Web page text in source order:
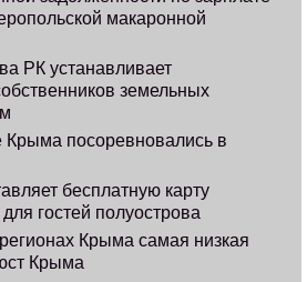
макаронной
РК устанавливает
земельных
Крыма посоревновались в
бесплатную карту
гостей полуострова
Крыма самая низкая
Крыма